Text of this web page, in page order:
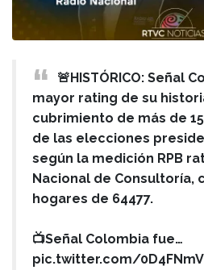
🚨HISTÓRICO: Señal
mayor rating de su
cubrimiento de más de
de las elecciones
según la medición RPB
Nacional de Consultoría,
hogares de 64477.
📺Señal Colombia fue…
pic.twitter.com/